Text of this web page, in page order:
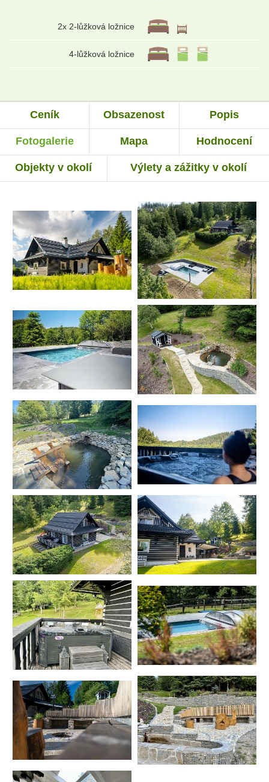
2x 2-lůžková ložnice
4-lůžková ložnice
Ceník Obsazenost Popis
Fotogalerie Mapa Hodnocení
Objekty v okolí Výlety a zážitky v okolí